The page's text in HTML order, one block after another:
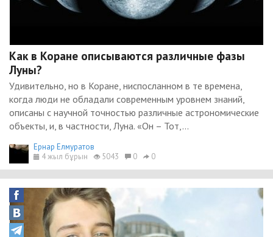
Как в Коране описываются различные фазы
Луны?
Удивительно, но в Коране, ниспосланном в те времена,
когда люди не обладали современным уровнем знаний,
описаны с научной точностью различные астрономические
объекты, и, в частности, Луна. «Он – Тот,...
Ернар Елмуратов
4 жыл бұрын
5043 0 0